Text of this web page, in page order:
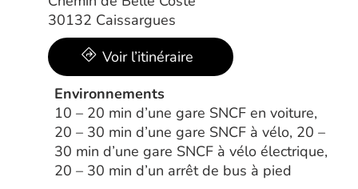
30132 Caissargues
Voir l’itinéraire
Environnements
10 – 20 min d’une gare SNCF en voiture,
20 – 30 min d’une gare SNCF à vélo, 20 –
30 min d’une gare SNCF à vélo électrique,
20 – 30 min d’un arrêt de bus à pied